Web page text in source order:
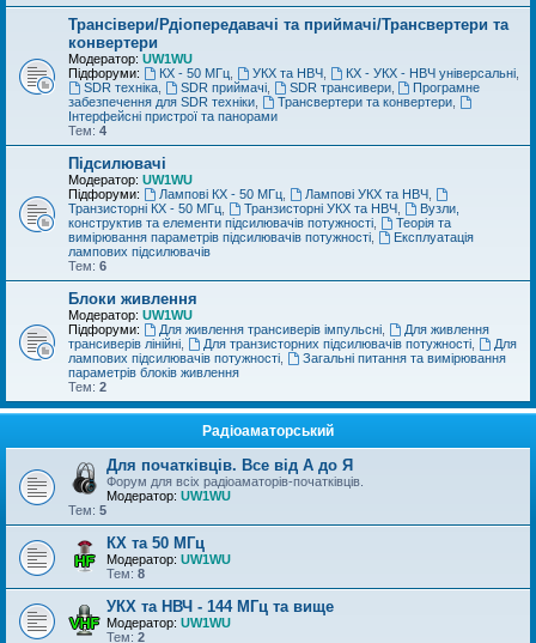
Трансівери/Рдіопередавачі та приймачі/Трансвертери та
конвертери
Модератор: UW1WU
Підфоруми:
КХ - 50 МГц, УКХ та НВЧ, КХ - УКХ - НВЧ універсальні,
SDR техніка, SDR приймачі, SDR трансивери,
Програмне
забезпечення для SDR техніки
Трансвертери та конвертери,
Інтерфейсні пристрої та панорами
Тем: 4
Підсилювачі
Модератор: UW1WU
Підфоруми:
Лампові КХ - 50 МГц, Лампові УКХ та НВЧ,
Транзисторні КХ - 50 МГц
Транзисторні УКХ та НВЧ,
Вузли,
конструктив та елементи підсилювачів потужності
Теорія та
вимірювання параметрів підсилювачів потужності
Експлуатація
лампових підсилювачів
Тем: 6
Блоки живлення
Модератор: UW1WU
Підфоруми:
Для живлення трансиверів імпульсні,
Для живлення
трансиверів лінійні
Для транзисторних підсилювачів потужності,
Для
лампових підсилювачів потужності
Загальні питання та вимірювання
параметрів блоків живлення
Тем: 2
Радіоаматорський
Для початківців. Все від А до Я
Форум для всіх радіоаматорів-початківців.
Модератор: UW1WU
Тем: 5
КХ та 50 МГц
Модератор: UW1WU
Тем: 8
УКХ та НВЧ - 144 МГц та вище
Модератор: UW1WU
Тем: 2